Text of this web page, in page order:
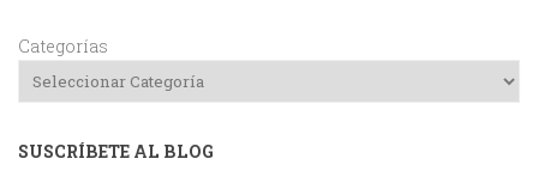
Categorías
SUSCRÍBETE AL BLOG